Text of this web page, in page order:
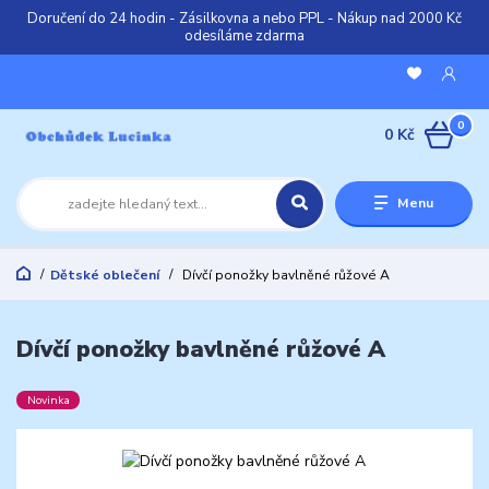
Doručení do 24 hodin - Zásilkovna a nebo PPL - Nákup nad 2000 Kč
odesíláme zdarma
Menu
0
0 Kč
Dětské oblečení Dívčí ponožky bavlněné růžové A
Dívčí ponožky bavlněné růžové A
Novinka